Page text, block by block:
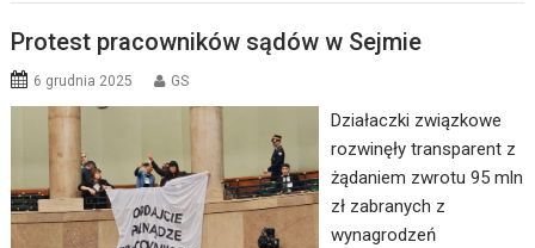
Protest pracowników sądów w Sejmie
6 grudnia 2025 GS
Działaczki związkowe
rozwinęły transparent z
żądaniem zwrotu 95 mln
zł zabranych z
wynagrodzeń